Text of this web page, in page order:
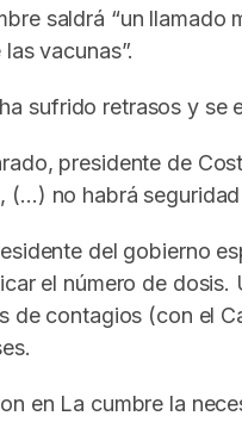
saldrá “un
vacunas”.
sufrido retrasos y
presidente de
(…) no habrá
del gobierno
el número de
de contagios (con el
en La cumbre la